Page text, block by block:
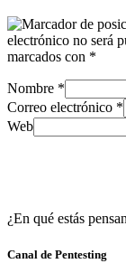
electrónico no será
marcados con *
Nombre *
Correo electrónico *
Web
¿En qué estás
Canal de Pentesting